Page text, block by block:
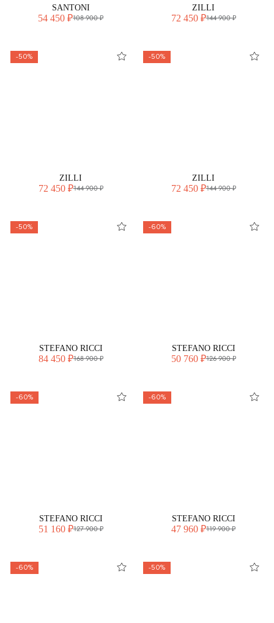
SANTONI
54 450 ₽108 900 ₽
ZILLI
72 450 ₽144 900 ₽
-50%
ZILLI
72 450 ₽144 900 ₽
-50%
ZILLI
72 450 ₽144 900 ₽
-50%
STEFANO RICCI
84 450 ₽168 900 ₽
-60%
STEFANO RICCI
50 760 ₽126 900 ₽
-60%
STEFANO RICCI
51 160 ₽127 900 ₽
-60%
STEFANO RICCI
47 960 ₽119 900 ₽
-60% -50%